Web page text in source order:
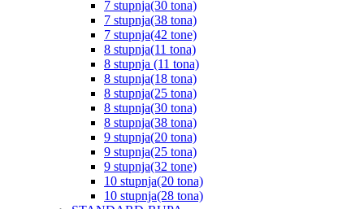
7 stupnja(30 tona)
7 stupnja(38 tona)
7 stupnja(42 tone)
8 stupnja(11 tona)
8 stupnja (11 tona)
8 stupnja(18 tona)
8 stupnja(25 tona)
8 stupnja(30 tona)
8 stupnja(38 tona)
9 stupnja(20 tona)
9 stupnja(25 tona)
9 stupnja(32 tone)
10 stupnja(20 tona)
10 stupnja(28 tona)